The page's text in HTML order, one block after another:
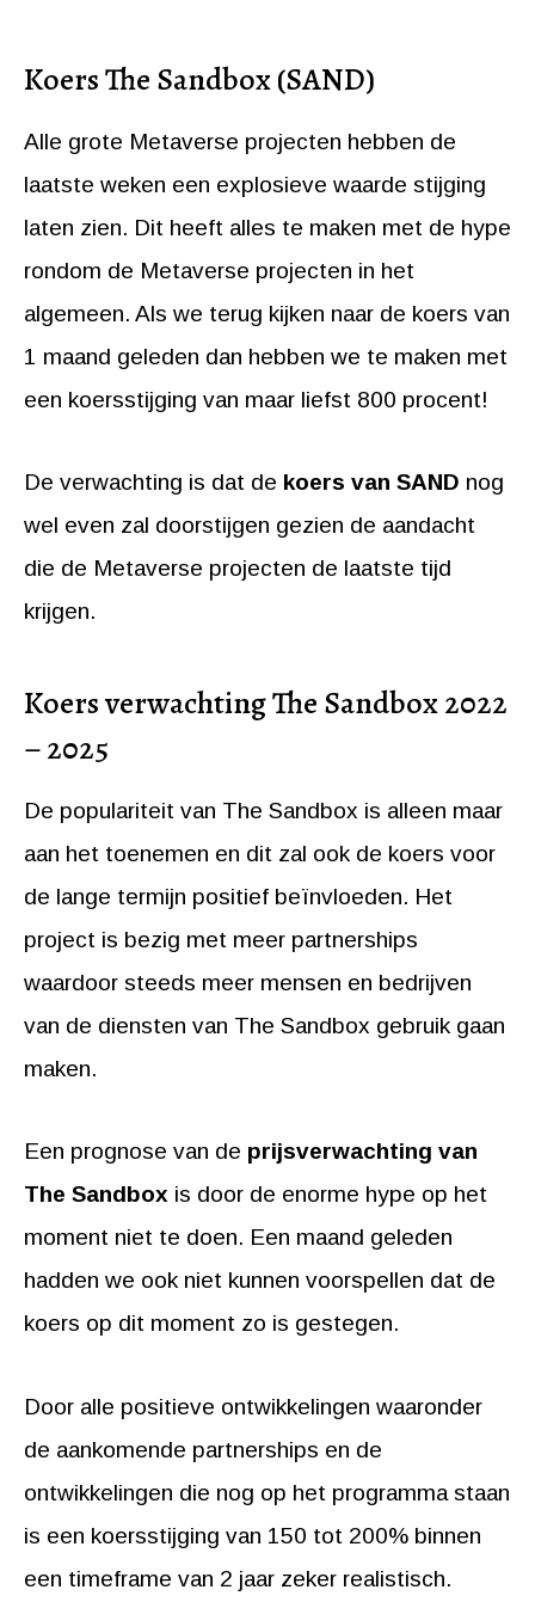
Koers The Sandbox (SAND)
Alle grote Metaverse projecten hebben de
laatste weken een explosieve waarde stijging
laten zien. Dit heeft alles te maken met de hype
rondom de Metaverse projecten in het
algemeen. Als we terug kijken naar de koers van
1 maand geleden dan hebben we te maken met
een koersstijging van maar liefst 800 procent!
De verwachting is dat de koers van SAND nog
wel even zal doorstijgen gezien de aandacht
die de Metaverse projecten de laatste tijd
krijgen.
Koers verwachting The Sandbox 2022
– 2025
De populariteit van The Sandbox is alleen maar
aan het toenemen en dit zal ook de koers voor
de lange termijn positief beïnvloeden. Het
project is bezig met meer partnerships
waardoor steeds meer mensen en bedrijven
van de diensten van The Sandbox gebruik gaan
maken.
Een prognose van de prijsverwachting van
The Sandbox is door de enorme hype op het
moment niet te doen. Een maand geleden
hadden we ook niet kunnen voorspellen dat de
koers op dit moment zo is gestegen.
Door alle positieve ontwikkelingen waaronder
de aankomende partnerships en de
ontwikkelingen die nog op het programma staan
is een koersstijging van 150 tot 200% binnen
een timeframe van 2 jaar zeker realistisch.